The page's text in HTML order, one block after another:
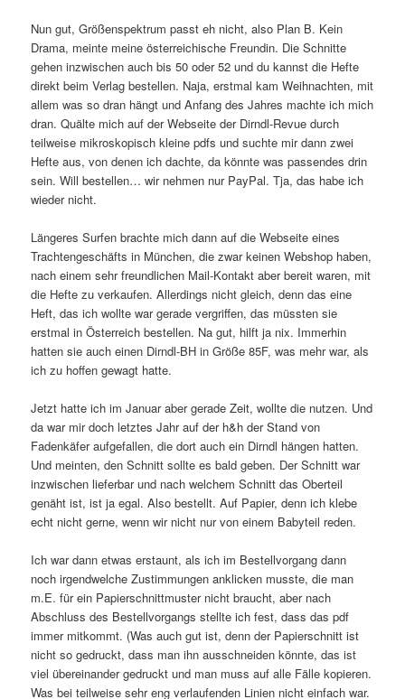
Nun gut, Größenspektrum passt eh nicht, also Plan B. Kein
Drama, meinte meine österreichische Freundin. Die Schnitte
gehen inzwischen auch bis 50 oder 52 und du kannst die Hefte
direkt beim Verlag bestellen. Naja, erstmal kam Weihnachten, mit
allem was so dran hängt und Anfang des Jahres machte ich mich
dran. Quälte mich auf der Webseite der Dirndl-Revue durch
teilweise mikroskopisch kleine pdfs und suchte mir dann zwei
Hefte aus, von denen ich dachte, da könnte was passendes drin
sein. Will bestellen… wir nehmen nur PayPal. Tja, das habe ich
wieder nicht.
Längeres Surfen brachte mich dann auf die Webseite eines
Trachtengeschäfts in München, die zwar keinen Webshop haben,
nach einem sehr freundlichen Mail-Kontakt aber bereit waren, mit
die Hefte zu verkaufen. Allerdings nicht gleich, denn das eine
Heft, das ich wollte war gerade vergriffen, das müssten sie
erstmal in Österreich bestellen. Na gut, hilft ja nix. Immerhin
hatten sie auch einen Dirndl-BH in Größe 85F, was mehr war, als
ich zu hoffen gewagt hatte.
Jetzt hatte ich im Januar aber gerade Zeit, wollte die nutzen. Und
da war mir doch letztes Jahr auf der h&h der Stand von
Fadenkäfer aufgefallen, die dort auch ein Dirndl hängen hatten.
Und meinten, den Schnitt sollte es bald geben. Der Schnitt war
inzwischen lieferbar und nach welchem Schnitt das Oberteil
genäht ist, ist ja egal. Also bestellt. Auf Papier, denn ich klebe
echt nicht gerne, wenn wir nicht nur von einem Babyteil reden.
Ich war dann etwas erstaunt, als ich im Bestellvorgang dann
noch irgendwelche Zustimmungen anklicken musste, die man
m.E. für ein Papierschnittmuster nicht braucht, aber nach
Abschluss des Bestellvorgangs stellte ich fest, dass das pdf
immer mitkommt. (Was auch gut ist, denn der Papierschnitt ist
nicht so gedruckt, dass man ihn ausschneiden könnte, das ist
viel übereinander gedruckt und man muss auf alle Fälle kopieren.
Was bei teilweise sehr eng verlaufenden Linien nicht einfach war.